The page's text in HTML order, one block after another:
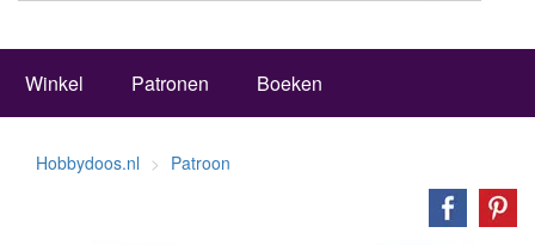
Winkel Patronen Boeken
Hobbydoos.nl Patroon